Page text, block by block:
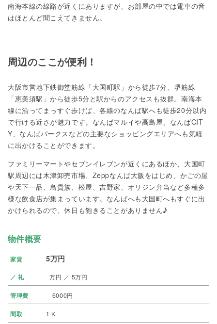
南海本線の線路が近くにありますが、お部屋の中では電車の音
はほとんど聞こえてきません。
周辺のここが便利！
大阪市営地下鉄御堂筋線「大国町駅」から徒歩7分、堺筋線
「恵美須駅」から徒歩5分と駅からのアクセスも抜群。南海本
線に沿ってまっすぐ歩けば、各線のなんば駅へも徒歩20分以内
で行ける近さが魅力です。なんばマルイや高島屋、なんばCIT
Y、なんばパークスなどの主要なショッピングエリアへも気軽
に出かけることができます。
ファミリーマートやセブンイレブンが近くにあるほか、大国町
駅周辺には木津卸売市場、Zeppなんば大阪をはじめ、かごの屋
や天下一品、鳥貴族、松屋、吉野家、オリジン弁当など多種多
様な飲食店が集まっています。なんばへも大国町へもすぐに出
かけられるので、休日も飽きることがありません♪
物件概要
家賃 5万円
／ 礼 万円 ／ 5万円
管理費 6000円
間取 1 K